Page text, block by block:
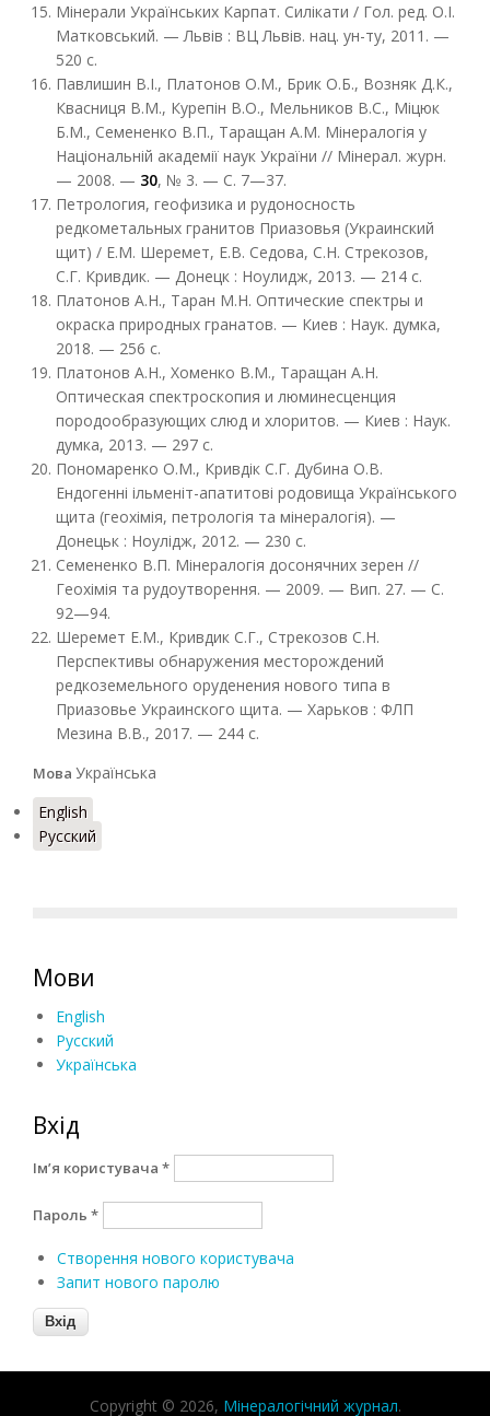
Мінерали Українських Карпат. Силікати / Гол. ред. О.І.
Матковський. — Львів : ВЦ Львів. нац. ун-ту, 2011. —
520 с.
Павлишин В.І., Платонов О.М., Брик О.Б., Возняк Д.К.,
Квасниця В.М., Курепін В.О., Мельников В.С., Міцюк
Б.М., Семененко В.П., Таращан А.М. Мінералогія у
Національній академії наук України // Мінерал. журн.
— 2008. — 30, № 3. — С. 7—37.
Петрология, геофизика и рудоносность
редкометальных гранитов Приазовья (Украинский
щит) / Е.М. Шеремет, Е.В. Седова, С.Н. Стрекозов,
С.Г. Кривдик. — Донецк : Ноулидж, 2013. — 214 с.
Платонов А.Н., Таран М.Н. Оптические спектры и
окраска природных гранатов. — Киев : Наук. думка,
2018. — 256 с.
Платонов А.Н., Хоменко В.М., Таращан А.Н.
Оптическая спектроскопия и люминесценция
породообразующих слюд и хлоритов. — Киев : Наук.
думка, 2013. — 297 с.
Пономаренко О.М., Кривдік С.Г. Дубина О.В.
Ендогенні ільменіт-апатитові родовища Українського
щита (геохімія, петрологія та мінералогія). —
Донецьк : Ноулідж, 2012. — 230 с.
Семененко В.П. Мінералогія досонячних зерен //
Геохімія та рудоутворення. — 2009. — Вип. 27. — С.
92—94.
Шеремет Е.М., Кривдик С.Г., Стрекозов С.Н.
Перспективы обнаружения месторождений
редкоземельного оруденения нового типа в
Приазовье Украинского щита. — Харьков : ФЛП
Мезина В.В., 2017. — 244 с.
Мова Українська
English
Русский
Мови
English
Русский
Українська
Вхід
Ім’я користувача *
Пароль *
Створення нового користувача
Запит нового паролю
Copyright © 2026, Мінералогічний журнал.